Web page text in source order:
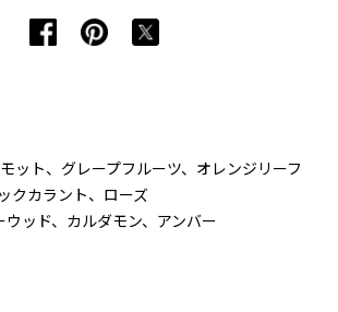
ット、グレープフルーツ、オレンジリーフ
クカラント、ローズ
ッド、カルダモン、アンバー